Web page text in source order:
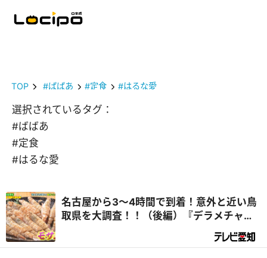
TOP #ばばあ #定食 #はるな愛
選択されているタグ：
#ばばあ
#定食
#はるな愛
名古屋から3～4時間で到着！意外と近い鳥
取県を大調査！！（後編）『デラメチャ気